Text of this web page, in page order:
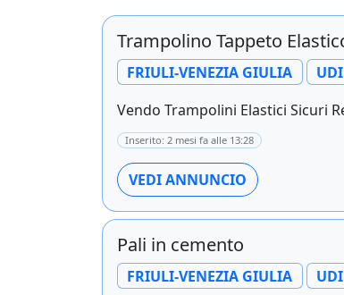
Trampolino Tappeto
FRIULI-VENEZIA GIULIA
Vendo Trampolini Elastici Sicuri
Inserito: 2 mesi fa alle 13:28
VEDI ANNUNCIO
Pali in cemento
FRIULI-VENEZIA GIULIA